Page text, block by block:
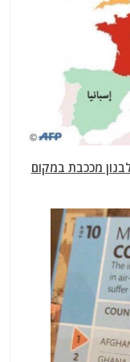
מככבת במקום